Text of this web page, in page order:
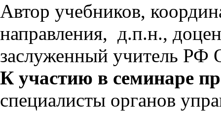
Автор учебников,
направления, д.п.н.,
заслуженный учитель РФ
К участию в семинаре
специалисты органов